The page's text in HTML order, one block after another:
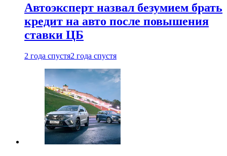
Автоэксперт назвал безумием брать
кредит на авто после повышения
ставки ЦБ
2 года спустя2 года спустя